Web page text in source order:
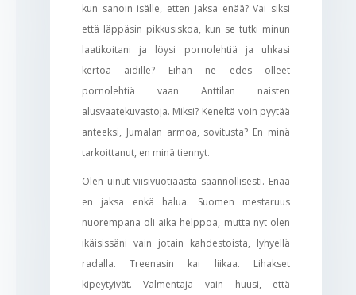
kun sanoin isälle, etten jaksa enää? Vai siksi
että läppäsin pikkusiskoa, kun se tutki minun
laatikoitani ja löysi pornolehtiä ja uhkasi
kertoa äidille? Eihän ne edes olleet
pornolehtiä vaan Anttilan naisten
alusvaatekuvastoja. Miksi? Keneltä voin pyytää
anteeksi, Jumalan armoa, sovitusta? En minä
tarkoittanut, en minä tiennyt.
Olen uinut viisivuotiaasta säännöllisesti. Enää
en jaksa enkä halua. Suomen mestaruus
nuorempana oli aika helppoa, mutta nyt olen
ikäisissäni vain jotain kahdestoista, lyhyellä
radalla. Treenasin kai liikaa. Lihakset
kipeytyivät. Valmentaja vain huusi, että